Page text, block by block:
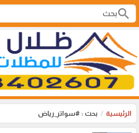
search
الرئيسية بحث : #سواتر_رياض